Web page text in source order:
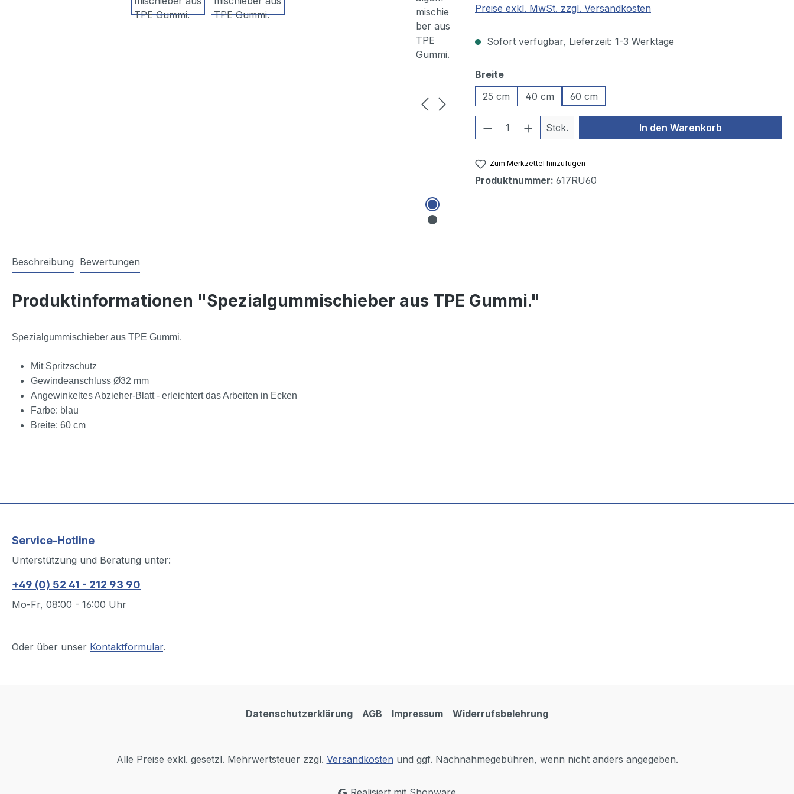
Preise exkl. MwSt. zzgl. Versandkosten
Sofort verfügbar, Lieferzeit: 1-3 Werktage
Breiteauswählen
25 cm
40 cm 60 cm
Produkt Anzahl: Gib den gewünschten Wert
Stck. In den Warenkorb
Zum Merkzettel hinzufügen
Produktnummer: 617RU60
Beschreibung Bewertungen
Produktinformationen "Spezialgummischieber aus TPE Gummi."
Spezialgummischieber aus TPE Gummi.
Mit Spritzschutz
Gewindeanschluss Ø32 mm
Angewinkeltes Abzieher-Blatt - erleichtert das Arbeiten in Ecken
Farbe: blau
Breite: 60 cm
Service-Hotline
Unterstützung und Beratung unter:
+49 (0) 52 41 - 212 93 90
Mo-Fr, 08:00 - 16:00 Uhr
Oder über unser Kontaktformular.
Datenschutzerklärung AGB Impressum Widerrufsbelehrung
Alle Preise exkl. gesetzl. Mehrwertsteuer zzgl. Versandkosten und ggf. Nachnahmegebühren, wenn nicht anders angegeben.